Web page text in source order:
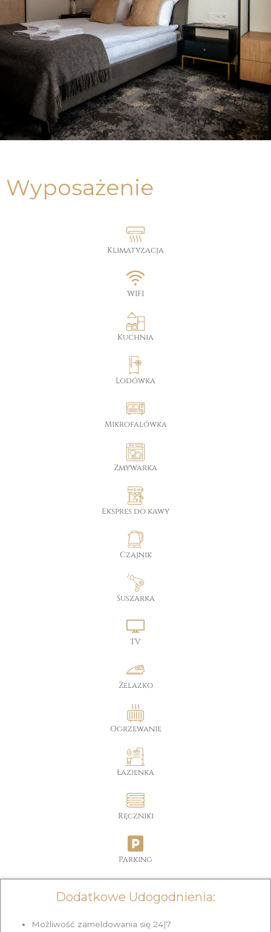
Wyposażenie
Klimatyzacja
WIFI
Kuchnia
Lodówka
Mikrofalówka
Zmywarka
Ekspres do kawy
Czajnik
Suszarka
TV
Żelazko
Ogrzewanie
Łazienka
Ręczniki
Parking
Dodatkowe Udogodnienia:
Możliwość zameldowania się 24|7